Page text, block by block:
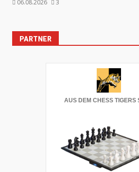
06.08.2026
3
PARTNER
AUS DEM CHESS TIGERS